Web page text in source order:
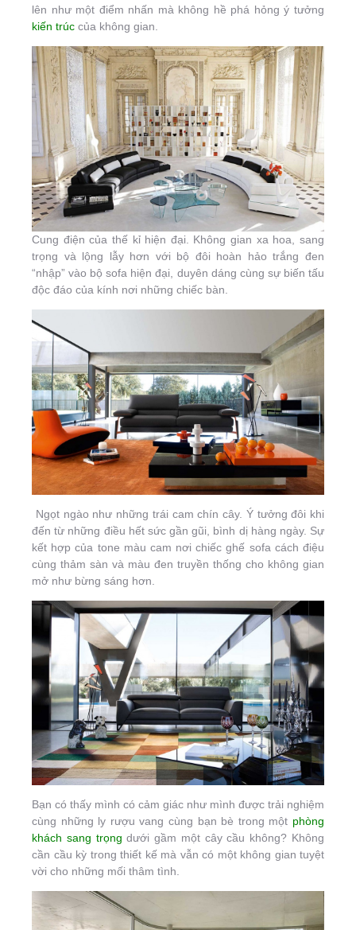
lên như một điểm nhấn mà không hề phá hỏng ý tưởng
kiến trúc của không gian.
Cung điện của thế kỉ hiện đại. Không gian xa hoa, sang
trọng và lộng lẫy hơn với bộ đôi hoàn hảo trắng đen
“nhập” vào bộ sofa hiện đại, duyên dáng cùng sự biến tấu
độc đáo của kính nơi những chiếc bàn.
Ngọt ngào như những trái cam chín cây. Ý tưởng đôi khi
đến từ những điều hết sức gần gũi, bình dị hàng ngày. Sự
kết hợp của tone màu cam nơi chiếc ghế sofa cách điệu
cùng thảm sàn và màu đen truyền thống cho không gian
mở như bừng sáng hơn.
Bạn có thấy mình có cảm giác như mình được trải nghiệm
cùng những ly rượu vang cùng bạn bè trong một phòng
khách sang trọngdưới gầm một cây cầu không? Không
cần cầu kỳ trong thiết kế mà vẫn có một không gian tuyệt
vời cho những mối thâm tình.